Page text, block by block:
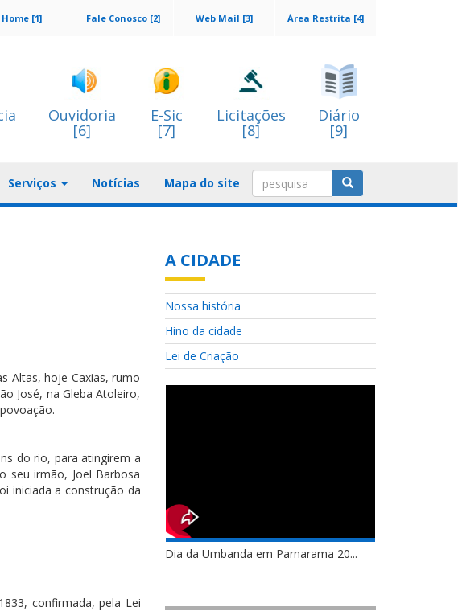
Área Restrita [4]
Web Mail [3]
Fale Conosco [2]
Home [1]
Ouvidoria
[6]
E-Sic
[7]
Licitações
[8]
Diário
[9]
Serviços Notícias Mapa do site
Altas, hoje Caxias, rumo
José, na Gleba Atoleiro,
do rio, para atingirem a
seu irmão, Joel Barbosa
iniciada a construção da
confirmada, pela Lei
A CIDADE
Nossa história
Hino da cidade
Lei de Criação
Dia da Umbanda em Parnarama 20...